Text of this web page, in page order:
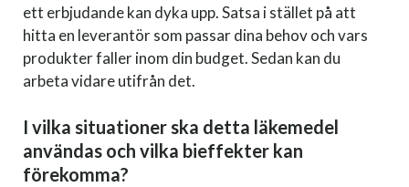
ett erbjudande kan dyka upp. Satsa i stället på att
hitta en leverantör som passar dina behov och vars
produkter faller inom din budget. Sedan kan du
arbeta vidare utifrån det.
I vilka situationer ska detta läkemedel
användas och vilka bieffekter kan
förekomma?